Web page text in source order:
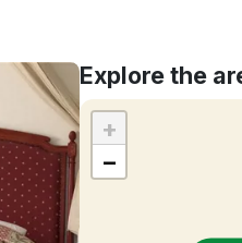
Explore the
+
−